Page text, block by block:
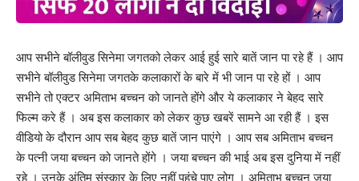
आप सभीने बॉलीवुड सिनेमा जगतको लेकर आई हुई सारे बातें जान पा रहे हैं । आप
सभीने बॉलीवुड सिनेमा जगतके कलाकारों के बारे में भी जान पा रहे हों । आप
सभीने तो एक्टर अमिताभ बच्चन को जानते होंगे और ये कलाकार ने बेहद सारे
फिल्म करे हैं । अब इस कलाकार को लेकर कुछ खबरें सामने आ रही हैं । इस
वीडियो के दौरान आप सब बेहद कुछ बातें जान पाएंगे । आप सब अमिताभ बच्चन
के पत्नी जया बच्चन को जानते होंगे । जया बच्चन की भाई अब इस दुनिया में नहीं
रहे । उनके अंतिम संस्कार के लिए नहीं पहुंचे पाए लोग । अमिताभ बच्चन जया